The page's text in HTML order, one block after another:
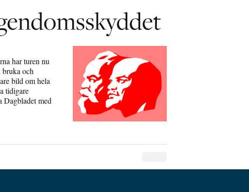
har turen nu
bruka och
bild om hela
tidigare
Dagbladet med